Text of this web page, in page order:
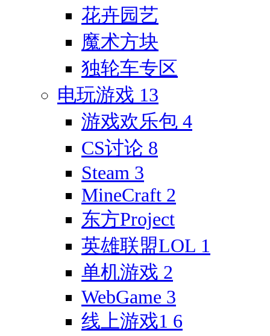
花卉园艺
魔术方块
独轮车专区
电玩游戏 13
游戏欢乐包 4
CS讨论 8
Steam 3
MineCraft 2
东方Project
英雄联盟LOL 1
单机游戏 2
WebGame 3
线上游戏1 6